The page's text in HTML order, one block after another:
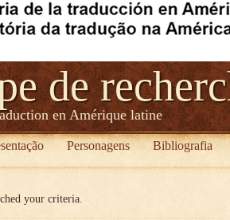
de
en Amérique latine
Personagens Bibliografia
your criteria.